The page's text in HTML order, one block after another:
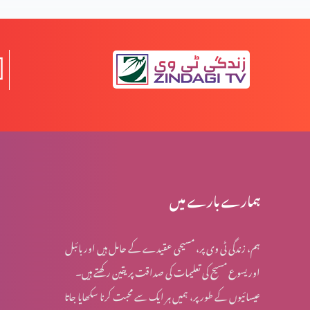
خدا سب سے زیادہ کس نبی سے ہم کلام ہوا؟
عیدِ مولودِ منجی العالمین
مصِر میں بنی اسرائیل پر ظلم و سِتم کے اسباب
حضرت یعقوب کے آخری ایام میں پیشنگوئی کی باتیں
ہمارے بارے میں
ہم، زندگی ٹی وی پر، مسیحی عقیدے کے حامل ہیں اور بائبل
اور یسوع مسیح کی تعلیمات کی صداقت پر یقین رکھتے ہیں۔
عیسائیوں کے طور پر، ہمیں ہر ایک سے محبت کرنا سکھایا جاتا